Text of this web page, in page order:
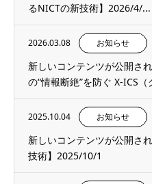
るNICTの新技術】2026/4/...
2026.03.08 お知らせ
新しいコンテンツが公開さ
の“情報断絶”を防ぐ X-ICS（
2025.10.04 お知らせ
新しいコンテンツが公開さ
技術】2025/10/1